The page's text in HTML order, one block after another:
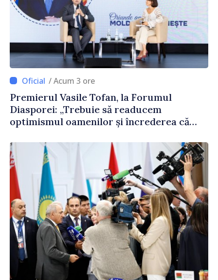
/ Acum 3 ore
Premierul Vasile Tofan, la Forumul
Diasporei: „Trebuie să readucem
optimismul oamenilor și încrederea că
corectă”